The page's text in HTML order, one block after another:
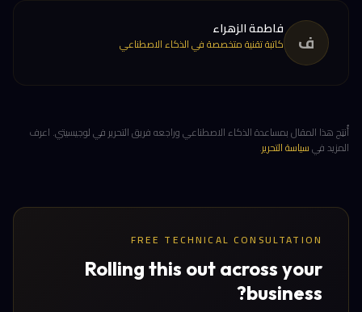
ف فاطمة الزهراء
كاتبة تقنية متخصصة في الذكاء الاصطناعي
أُنتِج هذا المقال بمساعدة الذكاء الاصطناعي وراجعه فريق التحرير في لوجيسيتي. اعرف
المزيد فيسياسة التحرير.
FREE TECHNICAL CONSULTATION
Rolling this out across your
business?